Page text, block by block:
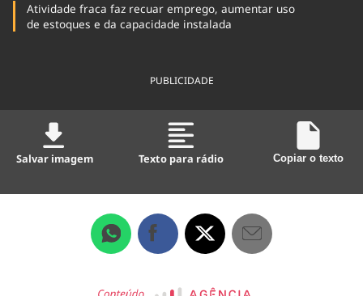
Atividade fraca faz recuar emprego, aumentar uso
de estoques e da capacidade instalada
PUBLICIDADE
Salvar imagem Texto para rádio Copiar o texto